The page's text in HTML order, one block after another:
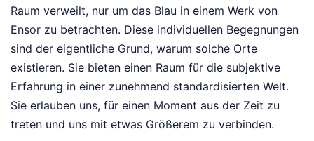
Raum verweilt, nur um das Blau in einem Werk von
Ensor zu betrachten. Diese individuellen Begegnungen
sind der eigentliche Grund, warum solche Orte
existieren. Sie bieten einen Raum für die subjektive
Erfahrung in einer zunehmend standardisierten Welt.
Sie erlauben uns, für einen Moment aus der Zeit zu
treten und uns mit etwas Größerem zu verbinden.